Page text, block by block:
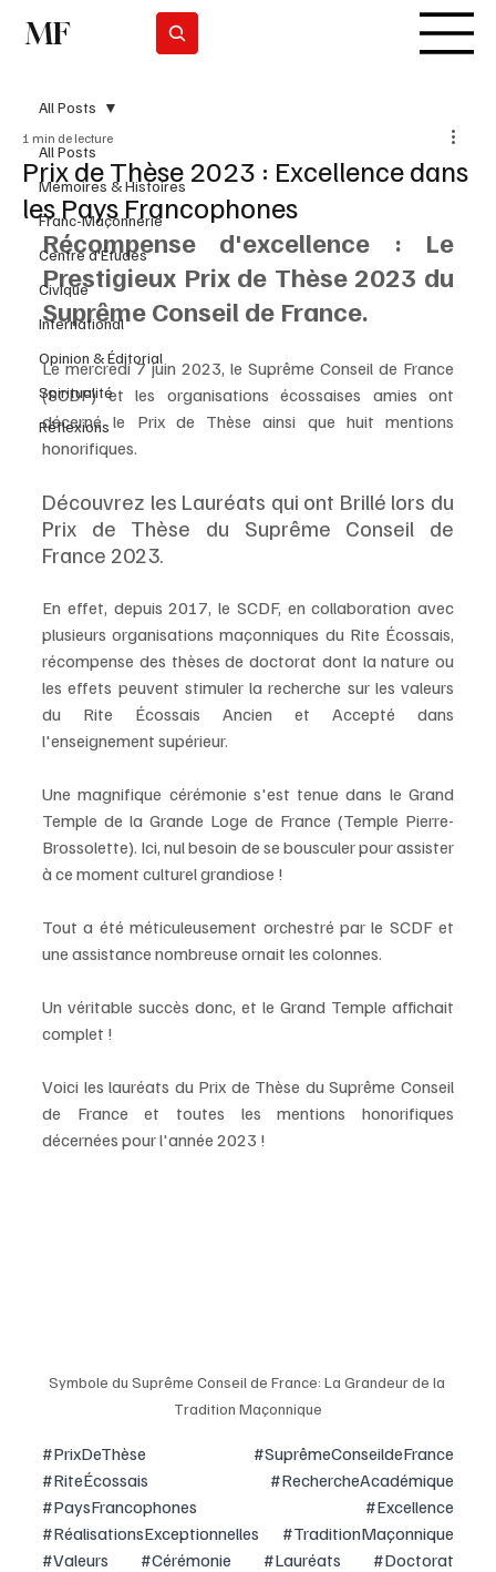
MF
All Posts
Mémoires & Histoires
Franc-Maçonnerie
Centre d'Études
Civique
International
Opinion & Éditorial
Spiritualité
Réflexions
All Posts
Prix de Thèse 2023 : Excellence dans
les Pays Francophones
1 min de lecture
Récompense d'excellence : Le
Prestigieux Prix de Thèse 2023 du
Suprême Conseil de France.
Le mercredi 7 juin 2023, le Suprême Conseil de France
(SCDF) et les organisations écossaises amies ont
décerné le Prix de Thèse ainsi que huit mentions
honorifiques.
Découvrez les Lauréats qui ont Brillé lors du
Prix de Thèse du Suprême Conseil de
France 2023.
En effet, depuis 2017, le SCDF, en collaboration avec
plusieurs organisations maçonniques du Rite Écossais,
récompense des thèses de doctorat dont la nature ou
les effets peuvent stimuler la recherche sur les valeurs
du Rite Écossais Ancien et Accepté dans
l'enseignement supérieur.
Une magnifique cérémonie s'est tenue dans le Grand
Temple de la Grande Loge de France (Temple Pierre-
Brossolette). Ici, nul besoin de se bousculer pour assister
à ce moment culturel grandiose !
Tout a été méticuleusement orchestré par le SCDF et
une assistance nombreuse ornait les colonnes.
Un véritable succès donc, et le Grand Temple affichait
complet !
Voici les lauréats du Prix de Thèse du Suprême Conseil
de France et toutes les mentions honorifiques
décernées pour l'année 2023 !
Symbole du Suprême Conseil de France: La Grandeur de la
Tradition Maçonnique
#PrixDeThèse
#SuprêmeConseildeFrance
#RiteÉcossais
#RechercheAcadémique
#PaysFrancophones
#Excellence
#RéalisationsExceptionnelles
#TraditionMaçonnique
#Valeurs
#Cérémonie #Lauréats
#Doctorat